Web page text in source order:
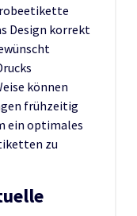
Design korrekt
können
frühzeitig
ein optimales
zu